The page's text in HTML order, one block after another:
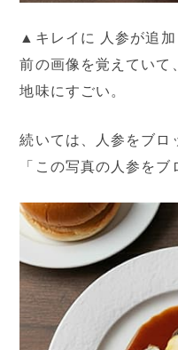
▲キレイに 人参が追加
前の画像を覚えていて
地味にすごい。
続いては、人参をブロ
「この写真の人参をブ